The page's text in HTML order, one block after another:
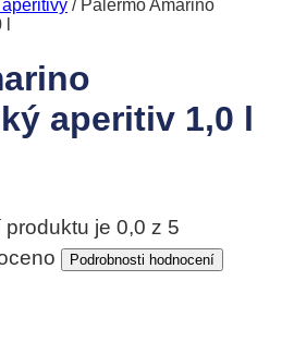
/ Palermo Amarino
aperitiv 1,0 l
je 0,0 z 5
Podrobnosti hodnocení